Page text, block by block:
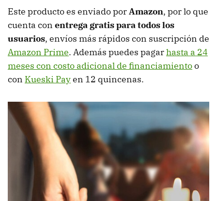
Este producto es enviado porAmazon, por lo que
cuenta con entrega gratispara todos los
usuarios, envíos más rápidos con suscripción de
Amazon Prime. Además puedes pagarhasta a 24
meses con costo adicional de financiamientoo
con Kueski Payen 12 quincenas.